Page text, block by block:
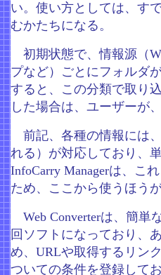
い。使い方としては、す
むかたちになる。
初期状態で、情報源（
プなど）ごとにフォルダ
すると、この分類で取り
した場合は、ユーザーが
前記、各種の情報には
れる）が対応しており、
InfoCarry Managerは、こ
ため、ここから使うほう
Web Converterは、簡単
回ソフトになっており、
め、URLや取得するリン
ついての条件を登録して